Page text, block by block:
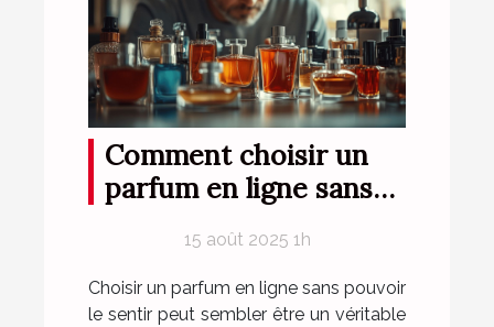
Comment choisir un
parfum en ligne sans
15 août 2025 1h
Choisir un parfum en ligne sans pouvoir
le sentir peut sembler être un véritable